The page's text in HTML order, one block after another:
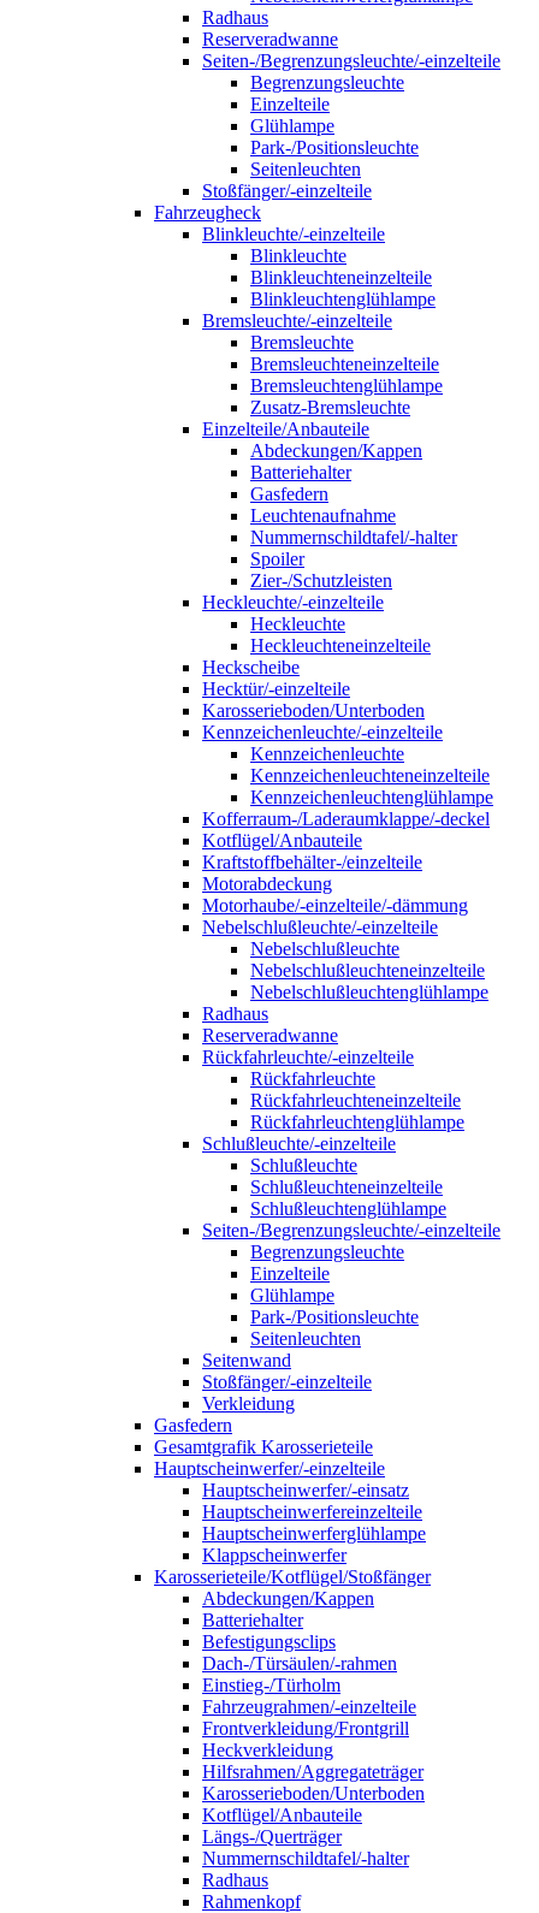
Radhaus
Reserveradwanne
Seiten-/Begrenzungsleuchte/-einzelteile
Begrenzungsleuchte
Einzelteile
Glühlampe
Park-/Positionsleuchte
Seitenleuchten
Stoßfänger/-einzelteile
Fahrzeugheck
Blinkleuchte/-einzelteile
Blinkleuchte
Blinkleuchteneinzelteile
Blinkleuchtenglühlampe
Bremsleuchte/-einzelteile
Bremsleuchte
Bremsleuchteneinzelteile
Bremsleuchtenglühlampe
Zusatz-Bremsleuchte
Einzelteile/Anbauteile
Abdeckungen/Kappen
Batteriehalter
Gasfedern
Leuchtenaufnahme
Nummernschildtafel/-halter
Spoiler
Zier-/Schutzleisten
Heckleuchte/-einzelteile
Heckleuchte
Heckleuchteneinzelteile
Heckscheibe
Hecktür/-einzelteile
Karosserieboden/Unterboden
Kennzeichenleuchte/-einzelteile
Kennzeichenleuchte
Kennzeichenleuchteneinzelteile
Kennzeichenleuchtenglühlampe
Kofferraum-/Laderaumklappe/-deckel
Kotflügel/Anbauteile
Kraftstoffbehälter-/einzelteile
Motorabdeckung
Motorhaube/-einzelteile/-dämmung
Nebelschlußleuchte/-einzelteile
Nebelschlußleuchte
Nebelschlußleuchteneinzelteile
Nebelschlußleuchtenglühlampe
Radhaus
Reserveradwanne
Rückfahrleuchte/-einzelteile
Rückfahrleuchte
Rückfahrleuchteneinzelteile
Rückfahrleuchtenglühlampe
Schlußleuchte/-einzelteile
Schlußleuchte
Schlußleuchteneinzelteile
Schlußleuchtenglühlampe
Seiten-/Begrenzungsleuchte/-einzelteile
Begrenzungsleuchte
Einzelteile
Glühlampe
Park-/Positionsleuchte
Seitenleuchten
Seitenwand
Stoßfänger/-einzelteile
Verkleidung
Gasfedern
Gesamtgrafik Karosserieteile
Hauptscheinwerfer/-einzelteile
Hauptscheinwerfer/-einsatz
Hauptscheinwerfereinzelteile
Hauptscheinwerferglühlampe
Klappscheinwerfer
Karosserieteile/Kotflügel/Stoßfänger
Abdeckungen/Kappen
Batteriehalter
Befestigungsclips
Dach-/Türsäulen/-rahmen
Einstieg-/Türholm
Fahrzeugrahmen/-einzelteile
Frontverkleidung/Frontgrill
Heckverkleidung
Hilfsrahmen/Aggregateträger
Karosserieboden/Unterboden
Kotflügel/Anbauteile
Längs-/Querträger
Nummernschildtafel/-halter
Radhaus
Rahmenkopf